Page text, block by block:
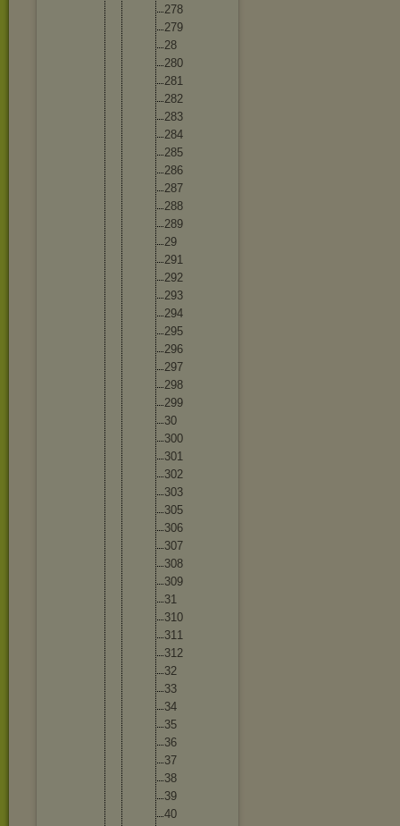
278
279
28
280
281
282
283
284
285
286
287
288
289
29
291
292
293
294
295
296
297
298
299
30
300
301
302
303
305
306
307
308
309
31
310
311
312
32
33
34
35
36
37
38
39
40